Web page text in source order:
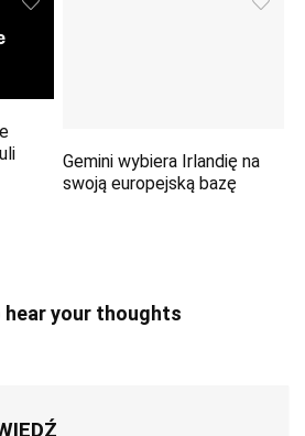
Gemini wybiera Irlandię na
swoją europejską bazę
hear your thoughts